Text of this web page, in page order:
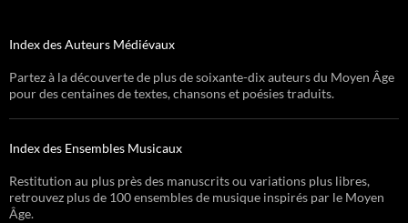
Index des Auteurs Médiévaux
Partez à la découverte de plus de soixante-dix auteurs du Moyen Âge
pour des centaines de textes, chansons et poésies traduits.
Index des Ensembles Musicaux
Restitution au plus près des manuscrits ou variations plus libres,
retrouvez plus de 100 ensembles de musique inspirés par le Moyen
Âge.